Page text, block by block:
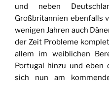
und neben
Großbritannien ebenfalls
wenigen Jahren auch
der Zeit Probleme
allem im weiblichen
Portugal hinzu und
sich nun am